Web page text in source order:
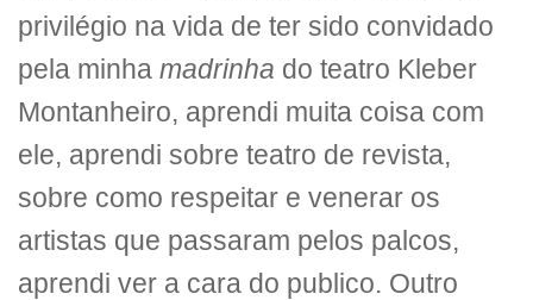
privilégio na vida de ter sido convidado
pela minha madrinha do teatro Kleber
Montanheiro, aprendi muita coisa com
ele, aprendi sobre teatro de revista,
sobre como respeitar e venerar os
artistas que passaram pelos palcos,
aprendi ver a cara do publico. Outro